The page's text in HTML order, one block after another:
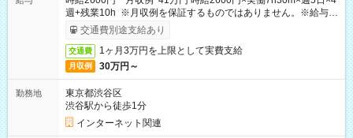
週+残業10h ※月収例を保証するものではありません。※給与即
受取りサービス利用可（利用条件有）
交通費別途支給あり
交通費 1ヶ月3万円を上限として実費支給
月収例 30万円～
勤務地
東京都渋谷区
渋谷駅から徒歩1分
インターネット関連